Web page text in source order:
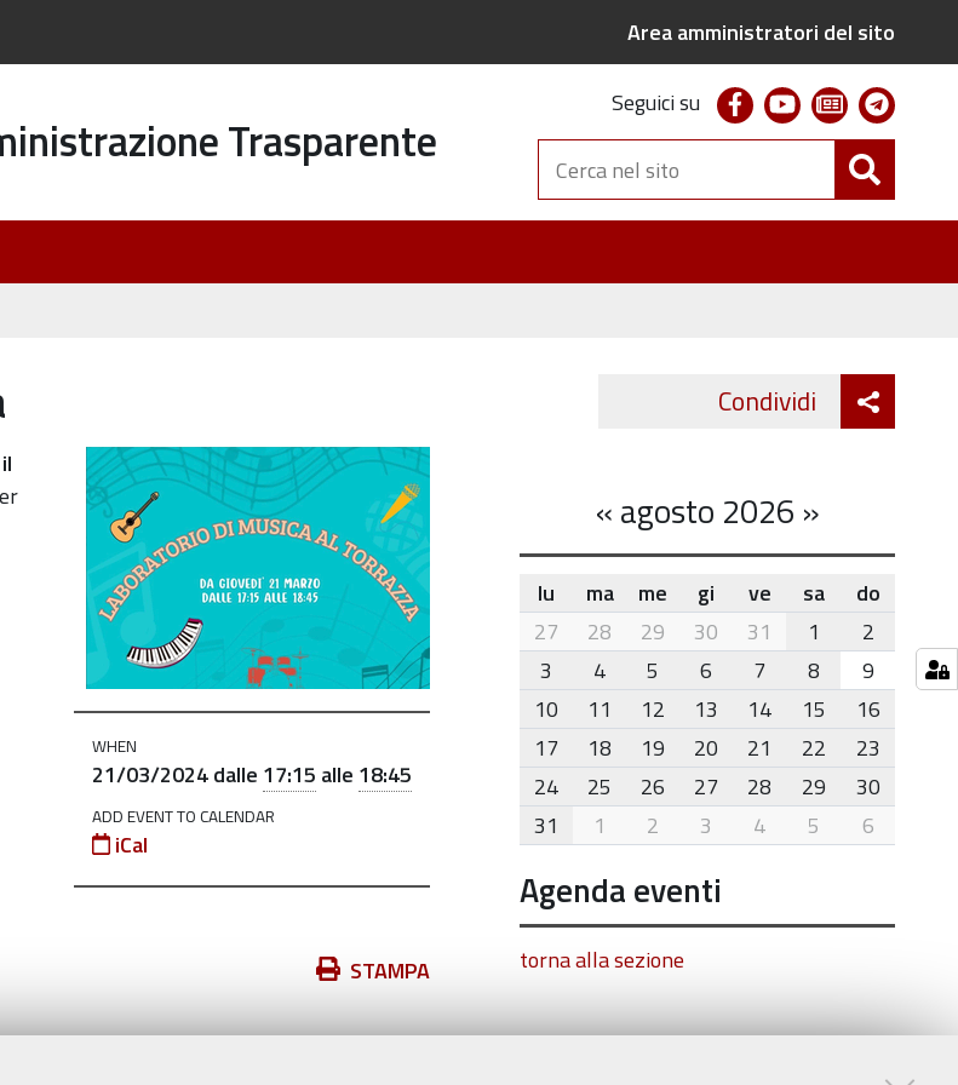
Area amministratori del sito
Trasparente
Seguici su facebookyoutubenewsletter
Cerca
nel
sito
WHEN
21/03/2024dalle 17:15 alle 18:45
ADD EVENT TO CALENDAR
iCal
Azioni
documento
STAMPA
Condividi Twitter
«agosto 2026 »
month-
8
lu ma me gi ve sa
do
27
28 29 30 31 1
2
3
4 5 6 7 8
9
10
11 12 13 14 15
16
17
18 19 20 21 22
23
24
25 26 27 28 29
30
31
1 2 3 4 5 6
Agenda eventi
torna alla sezione